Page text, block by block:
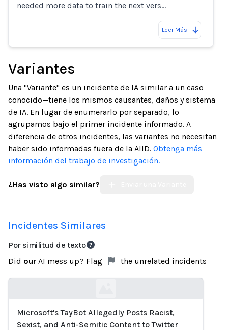
needed more data to train the next vers…
Leer Más
Variantes
Una "Variante" es un incidente de IA similar a un caso
conocido—tiene los mismos causantes, daños y sistema
de IA. En lugar de enumerarlo por separado, lo
agrupamos bajo el primer incidente informado. A
diferencia de otros incidentes, las variantes no necesitan
haber sido informadas fuera de la AIID. Obtenga más
información del trabajo de investigación.
¿Has visto algo similar?
Incidentes Similares
Por similitud de texto
Did our AI mess up? Flag the unrelated incidents
Loading...
Microsoft's TayBot Allegedly Posts Racist,
Sexist, and Anti-Semitic Content to Twitter